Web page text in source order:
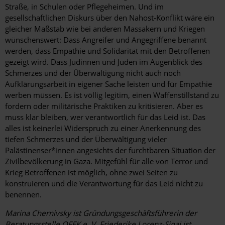
Straße, in Schulen oder Pflegeheimen. Und im
gesellschaftlichen Diskurs über den Nahost-Konflikt wäre ein
gleicher Maßstab wie bei anderen Massakern und Kriegen
wünschenswert: Dass Angreifer und Angegriffene benannt
werden, dass Empathie und Solidarität mit den Betroffenen
gezeigt wird. Dass Jüdinnen und ­Juden im Augenblick des
Schmerzes und der Überwältigung nicht auch noch
Aufklärungsarbeit in eigener Sache leisten und für Empathie
werben müssen. Es ist völlig legitim, einen Waffenstillstand zu
fordern oder militärische Praktiken zu kritisieren. Aber es
muss klar bleiben, wer verantwortlich für das Leid ist. Das
alles ist keinerlei Widerspruch zu einer Anerkennung des
tiefen Schmerzes und der Überwältigung vieler
Palästinenser*innen angesichts der furchtbaren Situation der
Zivilbevölkerung in Gaza. Mitgefühl für alle von Terror und
Krieg Betroffenen ist möglich, ohne zwei Seiten zu
konstruieren und die Verantwortung für das Leid nicht zu
benennen.
Marina Chernivsky ist Gründungsgeschäftsführerin der